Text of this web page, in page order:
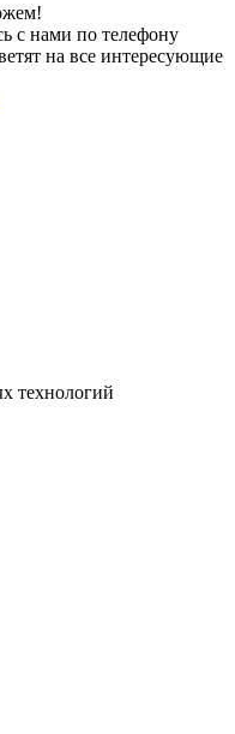
с нами по телефону
на все интересующие
технологий